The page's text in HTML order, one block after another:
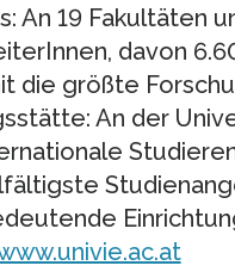
An 19 Fakultäten
davon
die größte
An der